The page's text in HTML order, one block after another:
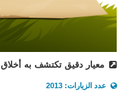
معيار دقيق تكتشف به أخلاق
عدد الزيارات: 2013